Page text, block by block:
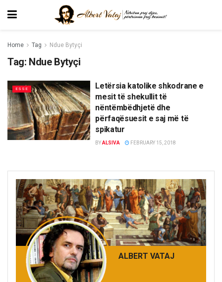
Home Tag Ndue Bytyçi
Tag: Ndue Bytyçi
ESSE
Letërsia katolike shkodrane e
mesit të shekullit të
nëntëmbëdhjetë dhe
përfaqësuesit e saj më të
spikatur
BYALSIVA FEBRUARY 15, 2018
ALBERT VATAJ